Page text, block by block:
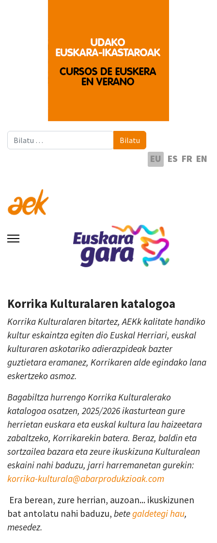
Bilatu Bilatu
EU ES FR EN
Korrika Kulturalaren katalogoa
Korrika Kulturalaren bitartez, AEKk kalitate handiko
kultur eskaintza egiten dio Euskal Herriari, euskal
kulturaren askotariko adierazpideak bazter
guztietara eramanez, Korrikaren alde egindako lana
eskertzeko asmoz.
Bagabiltza hurrengo Korrika Kulturalerako
katalogoa osatzen, 2025/2026 ikasturtean gure
herrietan euskara eta euskal kultura lau haizeetara
zabaltzeko, Korrikarekin batera. Beraz, baldin eta
sortzailea bazara eta zeure ikuskizuna Kulturalean
eskaini nahi baduzu, jarri harremanetan gurekin:
korrika-kulturala@abarprodukzioak.com
Era berean, zure herrian, auzoan... ikuskizunen
bat antolatu nahi baduzu, betegaldetegi hau,
mesedez.